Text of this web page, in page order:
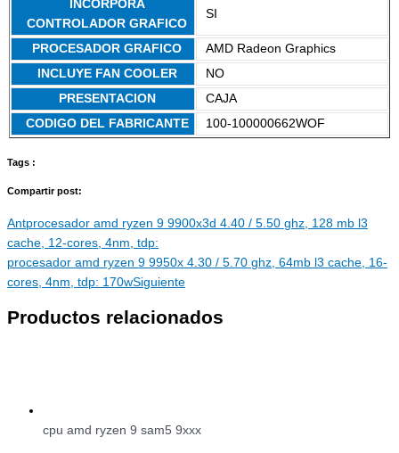
INCORPORA
CONTROLADOR GRAFICO
SI
PROCESADOR GRAFICO
AMD Radeon Graphics
INCLUYE FAN COOLER
NO
PRESENTACION
CAJA
CODIGO DEL FABRICANTE
100-100000662WOF
Tags :
Compartir post:
Antprocesador amd ryzen 9 9900x3d 4.40 / 5.50 ghz, 128 mb l3
cache, 12-cores, 4nm, tdp:
procesador amd ryzen 9 9950x 4.30 / 5.70 ghz, 64mb l3 cache, 16-
cores, 4nm, tdp: 170wSiguiente
Productos relacionados
cpu amd ryzen 9 sam5 9xxx